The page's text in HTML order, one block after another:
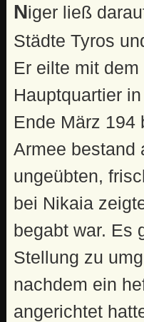
Niger ließ daraufhin zur Abschreckung die rebellischen
Städte Tyros
Er eilte mit
Hauptquartier
Ende März 194
Armee bestand
ungeübten,
bei Nikaia
begabt war. Es
Stellung zu
nachdem ein
angerichtet